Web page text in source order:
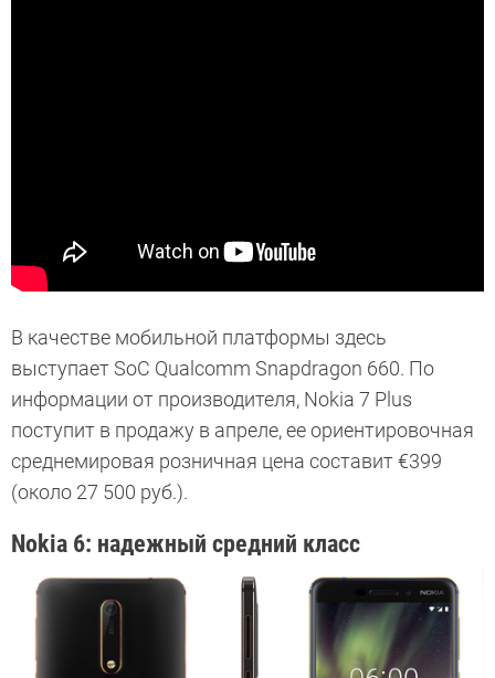
В качестве мобильной платформы здесь
выступаетSoC Qualcomm Snapdragon 660. По
информации от производителя, Nokia 7 Plus
поступит в продажу в апреле, ее ориентировочная
среднемировая розничная цена составит €399
(около 27 500 руб.).
Nokia 6: надежный средний класс